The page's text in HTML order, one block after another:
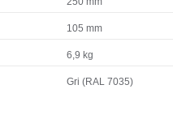
105 mm
6,9 kg
Gri (RAL 7035)